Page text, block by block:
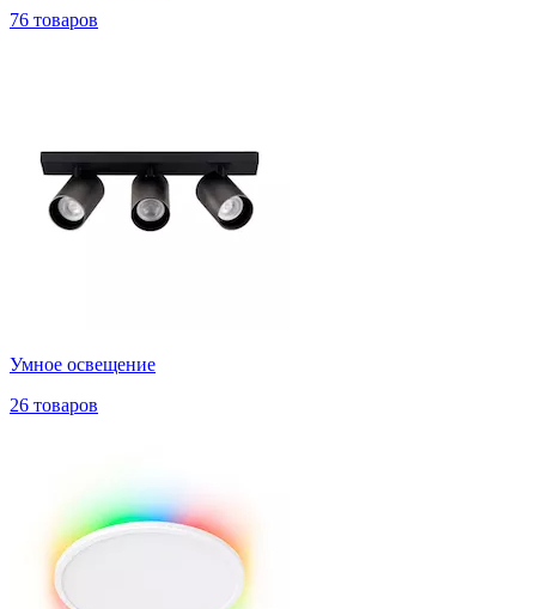
76 товаров
Умное освещение
26 товаров